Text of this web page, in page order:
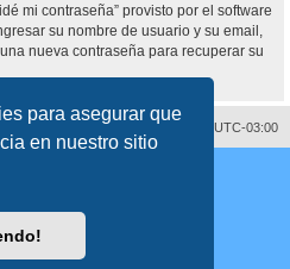
para asegurar que
en nuestro sitio
mi contraseña” provisto por el software
su nombre de usuario y su email,
nueva contraseña para recuperar su
Todos los horarios son UTC-03:00
cookies
phpBB Limited